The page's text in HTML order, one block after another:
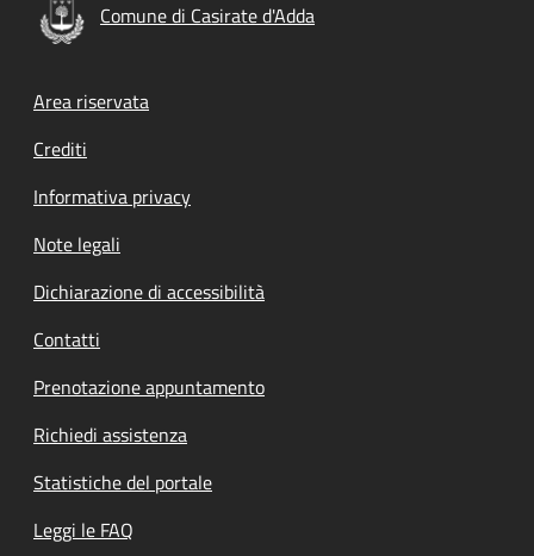
Comune di Casirate d'Adda
Footer menu
Area riservata
Crediti
Informativa privacy
Note legali
Dichiarazione di accessibilità
Contatti
Prenotazione appuntamento
Richiedi assistenza
Statistiche del portale
Leggi le FAQ